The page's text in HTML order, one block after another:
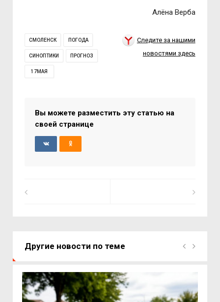
Алёна Верба
СМОЛЕНСК ПОГОДА
СИНОПТИКИ ПРОГНОЗ
17МАЯ
Следите за нашими
новостями здесь
Вы можете разместить эту статью на
своей странице
Другие новости по теме